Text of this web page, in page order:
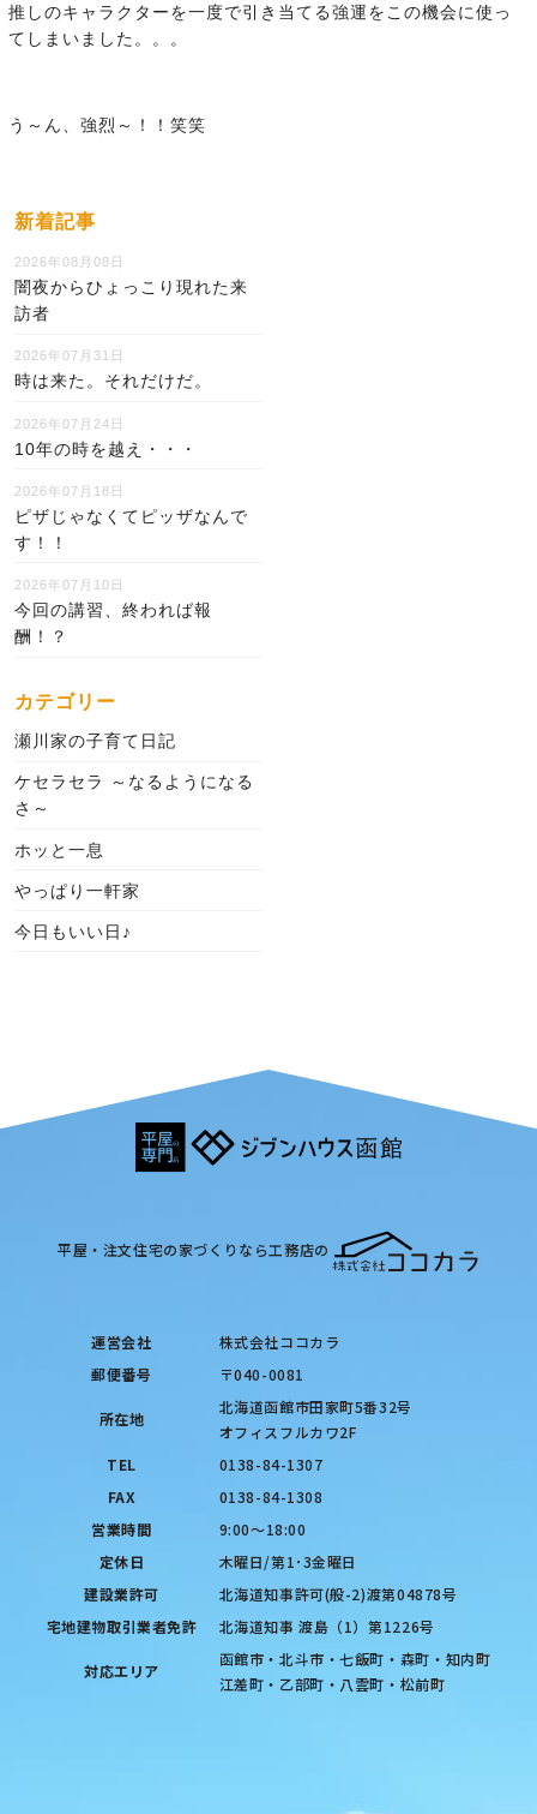
推しのキャラクターを一度で引き当てる強運をこの機会に使っ
てしまいました。。。
う～ん、強烈～！！笑笑
新着記事
2026年08月08日
闇夜からひょっこり現れた来
訪者
2026年07月31日
時は来た。それだけだ。
2026年07月24日
10年の時を越え・・・
2026年07月18日
ピザじゃなくてピッザなんで
す！！
2026年07月10日
今回の講習、終われば報
酬！？
カテゴリー
瀬川家の子育て日記
ケセラセラ ～なるようになる
さ～
ホッと一息
やっぱり一軒家
今日もいい日♪
平屋・注文住宅の家づくりなら工務店の
運営会社
株式会社ココカラ
郵便番号
〒040-0081
所在地
北海道函館市田家町5番32号
オフィスフルカワ2F
TEL
0138-84-1307
FAX
0138-84-1308
営業時間
9:00〜18:00
定休日
木曜日/第1･3金曜日
建設業許可
北海道知事許可(般-2)渡第04878号
宅地建物取引業者免許
北海道知事 渡島（1）第1226号
対応エリア
函館市・北斗市・七飯町・森町・知内町
江差町・乙部町・八雲町・松前町